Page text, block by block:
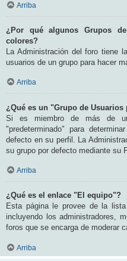
Arriba
¿Por qué algunos Grupos
colores?
La Administración del foro tiene
usuarios de un grupo para hacer
Arriba
¿Qué es un "Grupo de Usuarios
Si es miembro de más de
"predeterminado" para
defecto en su perfil. La
su grupo por defecto mediante su
Arriba
¿Qué es el enlace "El equipo"?
Esta página le provee de la
incluyendo los administradores,
foros que se encarga de moderar
Arriba